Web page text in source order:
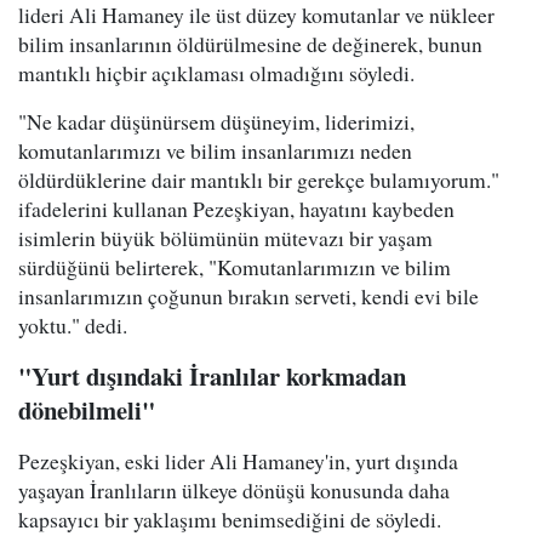
lideri Ali Hamaney ile üst düzey komutanlar ve nükleer
bilim insanlarının öldürülmesine de değinerek, bunun
mantıklı hiçbir açıklaması olmadığını söyledi.
"Ne kadar düşünürsem düşüneyim, liderimizi,
komutanlarımızı ve bilim insanlarımızı neden
öldürdüklerine dair mantıklı bir gerekçe bulamıyorum."
ifadelerini kullanan Pezeşkiyan, hayatını kaybeden
isimlerin büyük bölümünün mütevazı bir yaşam
sürdüğünü belirterek, "Komutanlarımızın ve bilim
insanlarımızın çoğunun bırakın serveti, kendi evi bile
yoktu." dedi.
"Yurt dışındaki İranlılar korkmadan
dönebilmeli"
Pezeşkiyan, eski lider Ali Hamaney'in, yurt dışında
yaşayan İranlıların ülkeye dönüşü konusunda daha
kapsayıcı bir yaklaşımı benimsediğini de söyledi.